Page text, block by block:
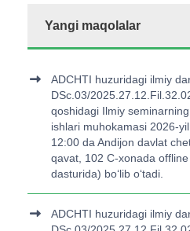
Yangi maqolalar
ADCHTI huzuridagi ilmiy
DSc.03/
qoshidagi Ilmiy
ishlari muhokamasi 2026-
12:00 da Andijon davlat
qavat, 102 C-xonada
dasturida) bo‘lib o‘tadi.
ADCHTI huzuridagi ilmiy